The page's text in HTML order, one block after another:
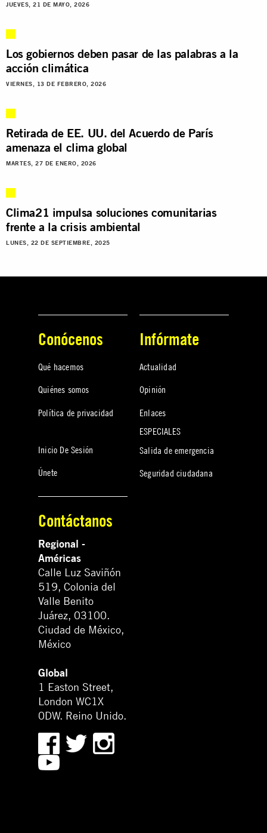
JUEVES, 21 DE MAYO, 2026
Los gobiernos deben pasar de las palabras a la
acción climática
VIERNES, 13 DE FEBRERO, 2026
Retirada de EE. UU. del Acuerdo de París
amenaza el clima global
MARTES, 27 DE ENERO, 2026
Clima21 impulsa soluciones comunitarias
frente a la crisis ambiental
LUNES, 22 DE SEPTIEMBRE, 2025
Conócenos
Qué hacemos
Quiénes somos
Política de privacidad
Inicio De Sesión
Únete
Infórmate
Actualidad
Opinión
Enlaces
ESPECIALES
Salida de emergencia
Seguridad ciudadana
Contáctanos
Regional -
Américas
Calle Luz Saviñón
519, Colonia del
Valle Benito
Juárez, 03100.
Ciudad de México,
México
Global
1 Easton Street,
London WC1X
0DW. Reino Unido.